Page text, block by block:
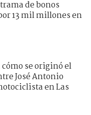
de bonos
13 mil millones en
se originó el
José Antonio
en Las